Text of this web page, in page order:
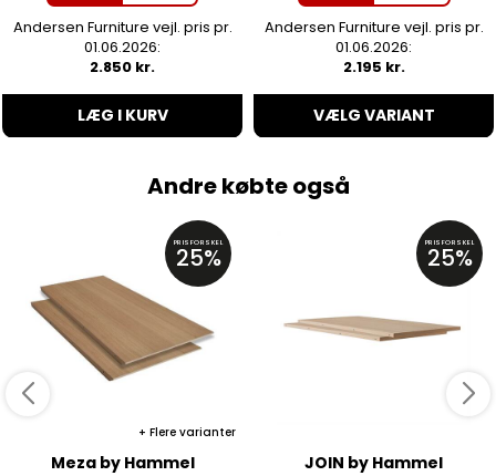
Andersen Furniture vejl. pris pr.
01.06.2026:
2.850 kr.
LÆG I KURV
Andersen Furniture vejl. pris pr.
01.06.2026:
2.195 kr.
VÆLG VARIANT
Andre købte også
PRISFORSKEL
25%
Flere varianter
Meza by Hammel
PRISFORSKEL
25%
JOIN by Hammel